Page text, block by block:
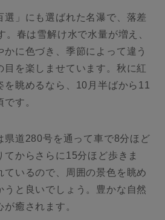
選」にも選ばれた名瀑で、落差
。春は雪解け水で水量が増え、
に色づき、季節によって違う
目を楽しませています。秋に紅
眺めるなら、10月半ばから11
す。
県道280号を通って車で8分ほど
からさらに15分ほど歩きま
ているので、周囲の景色を眺め
うと良いでしょう。豊かな自然
癒されます。